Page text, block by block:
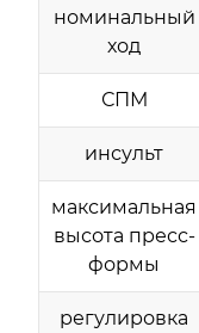
номинальный
ход
СПМ
инсульт
максимальная
высота пресс-
формы
регулировка